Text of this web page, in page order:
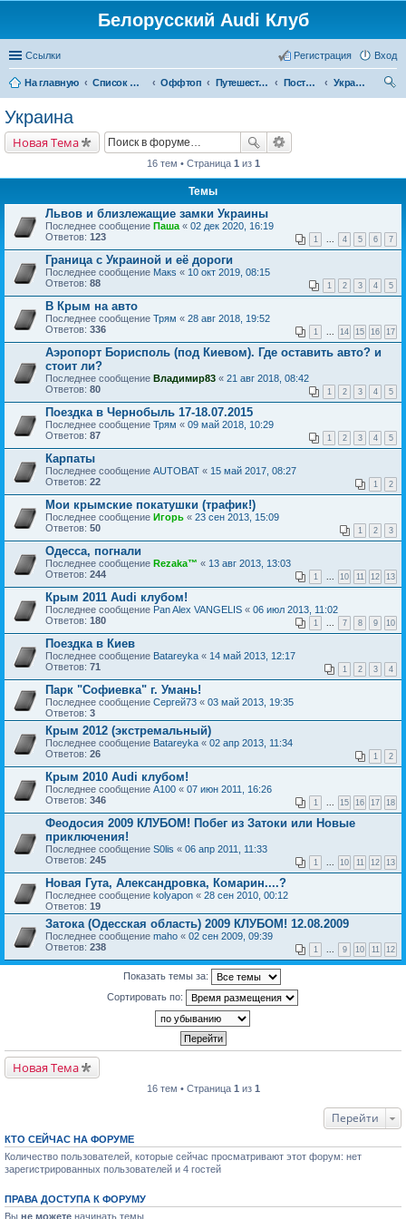
Белорусский Audi Клуб
Ссылки Вход
Регистрация
На главную Список форумов Оффтоп Путешествия Постсоветское пространство
Украина
Украина
Новая Тема
16 тем • Страница 1 из 1
Темы
Львов и близлежащие замки Украины
Последнее сообщение Паша « 02 дек 2020, 16:19
Ответов: 123 1 ... 4 5 6 7
Граница с Украиной и её дороги
Последнее сообщение Макs « 10 окт 2019, 08:15
Ответов: 88 1 2 3 4 5
В Крым на авто
Последнее сообщение Трям « 28 авг 2018, 19:52
Ответов: 336 1 ... 14 15 16 17
Аэропорт Борисполь (под Киевом). Где оставить авто? и
стоит ли?
Последнее сообщение Владимир83 « 21 авг 2018, 08:42
Ответов: 80 1 2 3 4 5
Поездка в Чернобыль 17-18.07.2015
Последнее сообщение Трям « 09 май 2018, 10:29
Ответов: 87 1 2 3 4 5
Карпаты
Последнее сообщение AUTOBAT « 15 май 2017, 08:27
Ответов: 22 1 2
Мои крымские покатушки (трафик!)
Последнее сообщение Игорь « 23 сен 2013, 15:09
Ответов: 50 1 2 3
Одесса, погнали
Последнее сообщение Rezaka™ « 13 авг 2013, 13:03
Ответов: 244 1 ... 10 11 12 13
Крым 2011 Audi клубом!
Последнее сообщение Pan Alex VANGELIS « 06 июл 2013, 11:02
Ответов: 180 1 ... 7 8 9 10
Поездка в Киев
Последнее сообщение Batareyka « 14 май 2013, 12:17
Ответов: 71 1 2 3 4
Парк "Софиевка" г. Умань!
Последнее сообщение Сергей73 « 03 май 2013, 19:35
Ответов: 3
Крым 2012 (экстремальный)
Последнее сообщение Batareyka « 02 апр 2013, 11:34
Ответов: 26 1 2
Крым 2010 Audi клубом!
Последнее сообщение A100 « 07 июн 2011, 16:26
Ответов: 346 1 ... 15 16 17 18
Феодосия 2009 КЛУБОМ! Побег из Затоки или Новые
приключения!
Последнее сообщение S0lis « 06 апр 2011, 11:33
Ответов: 245 1 ... 10 11 12 13
Новая Гута, Александровка, Комарин....?
Последнее сообщение kolyapon « 28 сен 2010, 00:12
Ответов: 19
Затока (Одесская область) 2009 КЛУБОМ! 12.08.2009
Последнее сообщение maho « 02 сен 2009, 09:39
Ответов: 238 1 ... 9 10 11 12
Показать темы за:
Сортировать по:
Новая Тема
16 тем • Страница 1 из 1
Перейти
КТО СЕЙЧАС НА ФОРУМЕ
Количество пользователей, которые сейчас просматривают этот форум: нет
зарегистрированных пользователей и 4 гостей
ПРАВА ДОСТУПА К ФОРУМУ
Вы не можете начинать темы